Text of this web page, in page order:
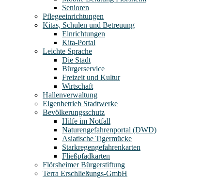
Senioren
Pflegeeinrichtungen
Kitas, Schulen und Betreuung
Einrichtungen
Kita-Portal
Leichte Sprache
Die Stadt
Bürgerservice
Freizeit und Kultur
Wirtschaft
Hallenverwaltung
Eigenbetrieb Stadtwerke
Bevölkerungsschutz
Hilfe im Notfall
Naturengefahrenportal (DWD)
Asiatische Tigermücke
Starkregengefahrenkarten
Fließpfadkarten
Flörsheimer Bürgerstiftung
Terra Erschließungs-GmbH